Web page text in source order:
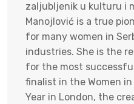
zaljubljenik u kulturu i
Manojlović is a true
for many women in
industries. She is the
for the most
finalist in the Women
Year in London, the